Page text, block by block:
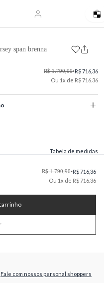
span brenna
R$ 1.790,90•R$ 716,36
Ou 1x de R$ 716.36
Tabela de medidas
R$ 1.790,90•R$ 716,36
Ou 1x de R$ 716.36
Fale com nossos personal shoppers